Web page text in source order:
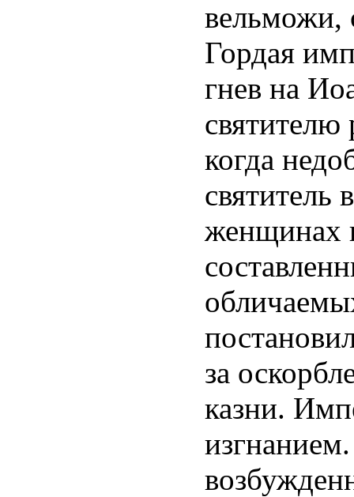
вельможи,
Гордая
гнев на
святителю
когда
святитель
женщинах
за
казни.